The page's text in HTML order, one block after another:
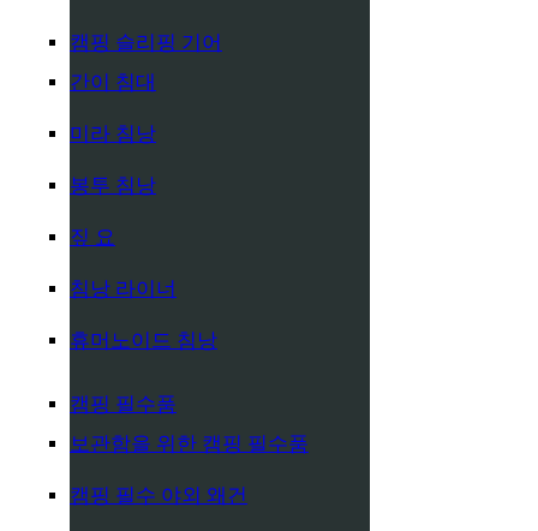
캠핑 슬리핑 기어
간이 침대
미라 침낭
봉투 침낭
짚 요
침낭 라이너
휴머노이드 침낭
캠핑 필수품
보관함을 위한 캠핑 필수품
캠핑 필수 야외 왜건